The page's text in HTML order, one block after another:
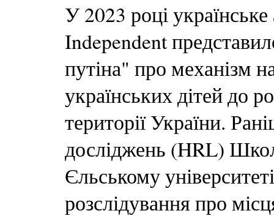
У 2023 році
Independent
путіна" про механізм
українських дітей до
території України.
досліджень (HRL)
Єльському
розслідування про